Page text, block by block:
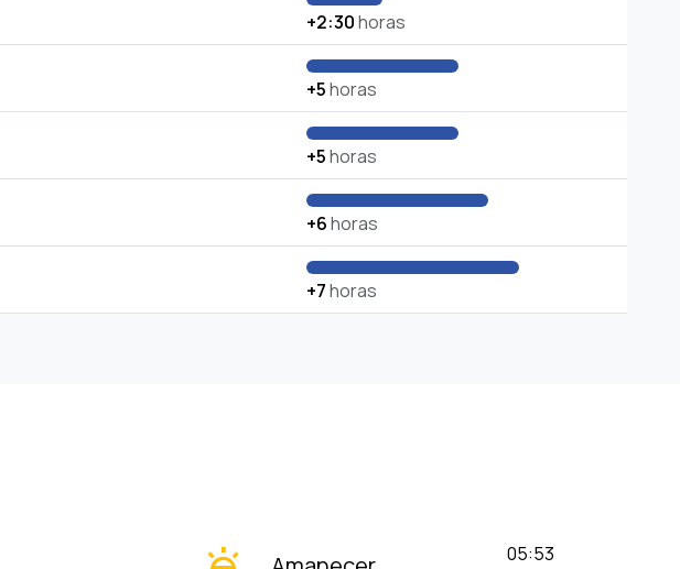
+2:30horas
+5horas
+5horas
+6horas
+7horas
05:53